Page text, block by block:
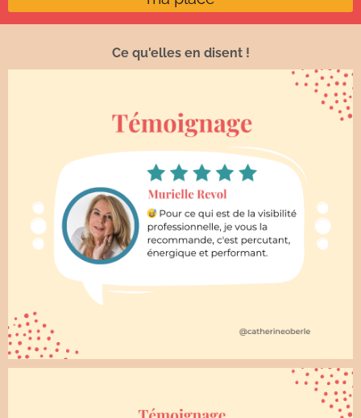
Ce qu'elles en disent !